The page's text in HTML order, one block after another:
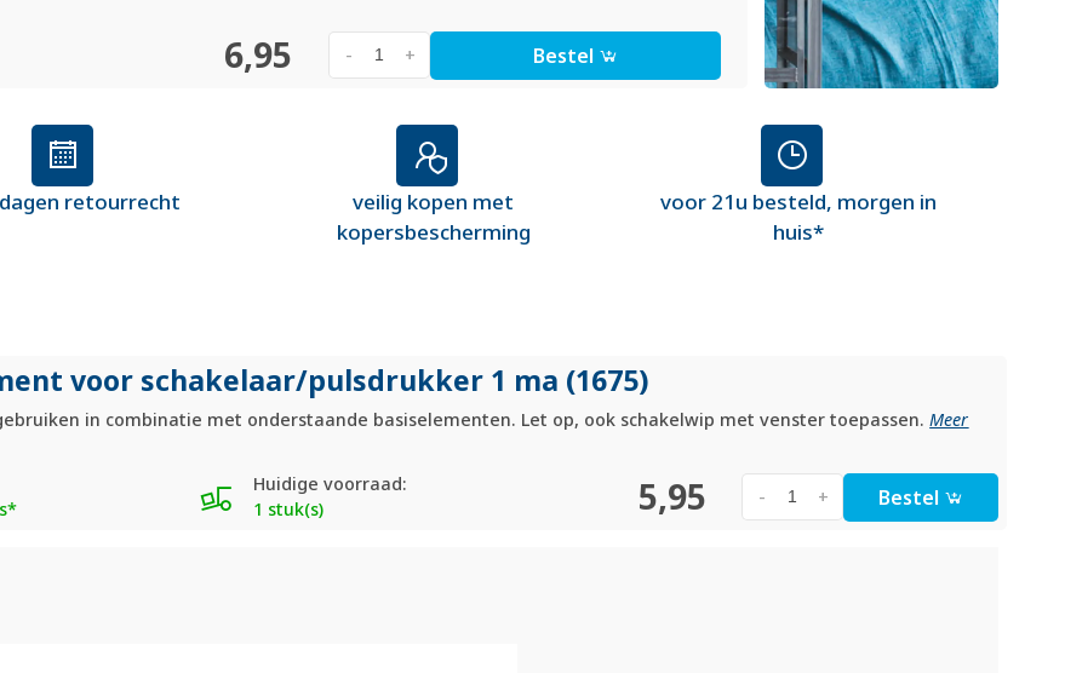
6,95 +
- Bestel
retourrecht
veilig kopen met
kopersbescherming
voor 21u besteld, morgen in
huis*
voor schakelaar/pulsdrukker 1 ma (1675)
in combinatie met onderstaande basiselementen. Let op, ook schakelwip met venster toepassen.Meer
Huidige voorraad:
1 stuk(s)
5,95 +
- Bestel